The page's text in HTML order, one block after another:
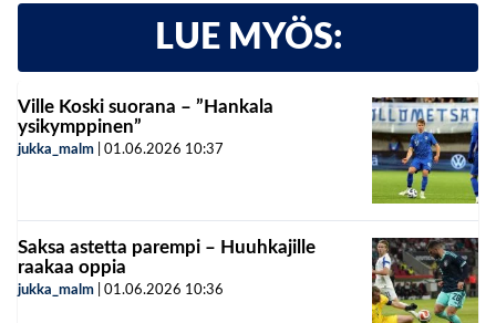
LUE MYÖS:
Ville Koski suorana – ”Hankala
ysikymppinen”
jukka_malm 01.06.2026 10:37
Saksa astetta parempi – Huuhkajille
raakaa oppia
jukka_malm 01.06.2026 10:36